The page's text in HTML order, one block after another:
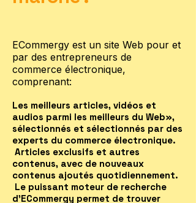
ECommergy est un site Web pour et
par des entrepreneurs de
commerce électronique,
comprenant:
Les meilleurs articles, vidéos et
audios parmi les meilleurs du Web»,
sélectionnés et sélectionnés par des
experts du commerce électronique.
Articles exclusifs et autres
contenus, avec de nouveaux
contenus ajoutés quotidiennement.
Le puissant moteur de recherche
d'ECommergy permet de trouver